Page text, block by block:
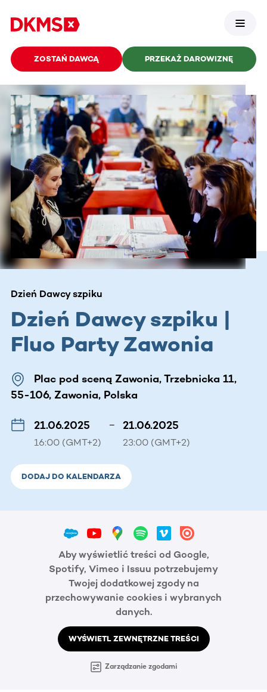
ZOSTAŃ DAWCĄ PRZEKAŻ DAROWIZNĘ
Dzień Dawcy szpiku
Dzień Dawcy szpiku |
Fluo Party Zawonia
Plac pod sceną Zawonia, Trzebnicka 11,
55-106, Zawonia, Polska
21.06.2025
16:00 (GMT+2)
– 21.06.2025
23:00 (GMT+2)
DODAJ DO KALENDARZA
Aby wyświetlić treści od Google,
Spotify, Vimeo i Issuu potrzebujemy
Twojej dodatkowej zgody na
przechowywanie cookies i wybranych
danych.
WYŚWIETL ZEWNĘTRZNE TREŚCI
Zarządzanie zgodami